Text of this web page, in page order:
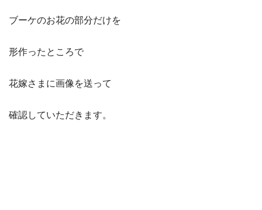
ブーケのお花の部分だけを
形作ったところで
花嫁さまに画像を送って
確認していただきます。